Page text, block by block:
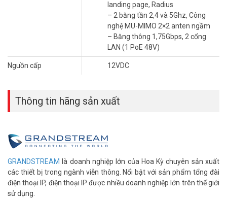
Với hỗ trợ QoS nâng cao, các ứng dụng thời gian thực có độ trễ
thấp, mạng lưới, cổng cố định, 256 máy khách đồng thời trên mỗi
AP và cổng mạng Gigabit kép với PoE/PoE +
Thiết bị Wifi Access Point Grandstream
GWN7605
Thông số kỹ thuật thiết bị Wifi Access
Point Grandstream GWN7660
– Lắp đặt trong nhà.
– Phạm vi phủ sóng lên đến 175 mét
– Tính năng mesh kết nối không dây, Cloud controller và hardware
controller, roaming tự động
– Hỗ trợ Wifi Marketing, Voucher, landing page, Radius
– 2 băng tần 2,4 và 5Ghz, Công nghệ MU-MIMO 2×2 anten ngầm
– Băng thông 1,75Gbps, 2 cổng LAN (1 PoE 48V)
landing page, Radius
– 2 băng tần 2,4 và 5Ghz, Công
nghệ MU-MIMO 2×2 anten ngầm
– Băng thông 1,75Gbps, 2 cổng
LAN (1 PoE 48V)
Nguồn cấp 12VDC
Thông tin hãng sản xuất
GRANDSTREAM là doanh nghiệp lớn của Hoa Kỳ chuyên sản xuất
các thiết bị trong ngành viễn thông. Nổi bật với sản phẩm tổng đài
điện thoại IP, điện thoại IP được nhiều doanh nghiệp lớn trên thế giới
sử dụng.